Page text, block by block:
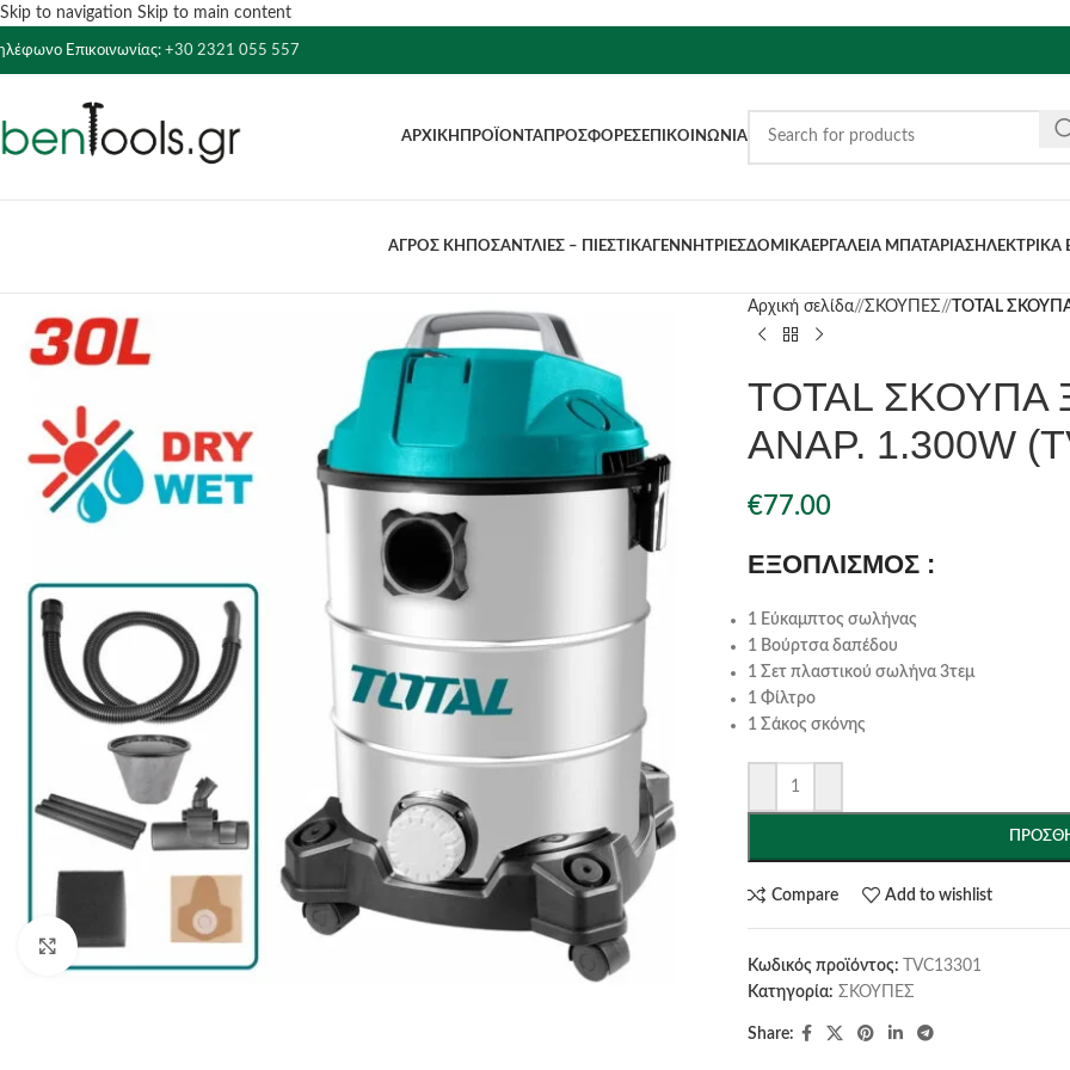
Skip to navigation Skip to main content
Επικοινωνίας: +30 2321 055 557
ΑΡΧΙΚΉ ΠΡΟΪΌΝΤΑ ΠΡΟΣΦΟΡΈΣΕΠΙΚΟΙΝΩΝΊΑ
ΑΓΡΟΣ ΚΗΠΟΣΑΝΤΛΙΕΣ – ΠΙΕΣΤΙΚΑ ΓΕΝΝΗΤΡΙΕΣΔΟΜΙΚΑΕΡΓΑΛΕΙΑ ΜΠΑΤΑΡΙΑΣΗΛΕΚΤΡΙΚΑ
Click to enlarge
Αρχική σελίδα/ ΣΚΟΥΠΕΣ/ TOTAL
TOTAL ΣΚΟΥΠΑ
ΑΝΑΡ. 1.300W
€77.00
ΕΞΟΠΛΙΣΜΟΣ :
1 Εύκαμπτος σωλήνας
1 Βούρτσα δαπέδου
1 Σετ πλαστικού σωλήνα 3τεμ
1 Φίλτρο
1 Σάκος σκόνης
Compare Add to wishlist
Κωδικός προϊόντος:
TVC13301
Κατηγορία: ΣΚΟΥΠΕΣ
Share: